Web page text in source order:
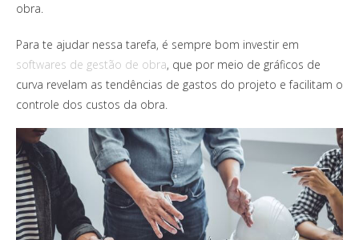
obra.
Para te ajudar nessa tarefa, é sempre bom investir em
softwares de gestão de obra, que por meio de gráficos de
curva revelam as tendências de gastos do projeto e facilitam o
controle dos custos da obra.